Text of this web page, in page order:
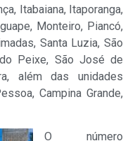
Itabaiana, Itaporanga,
Monteiro, Piancó,
Santa Luzia, São
Peixe, São José de
além das unidades
Campina Grande,
O número